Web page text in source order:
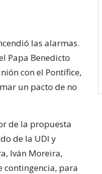
las alarmas.
Papa Benedicto
con el Pontífice,
un pacto de no
de la propuesta
de la UDI y
Iván Moreira,
contingencia, para